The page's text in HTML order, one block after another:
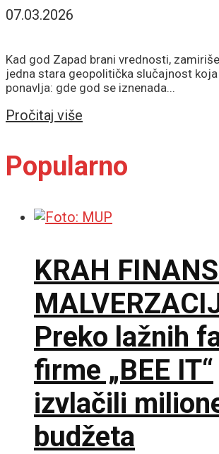
07.03.2026
Kad god Zapad brani vrednosti,
jedna stara geopolitička slučajnost
ponavlja: gde god se iznenada...
Pročitaj više
Popularno
KRAH
Preko lažnih
firme „BEE IT“
izvlačili
budžeta